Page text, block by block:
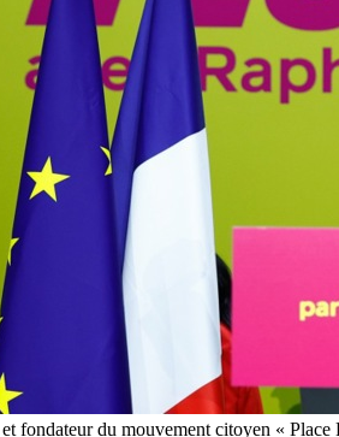
fondateur du mouvement citoyen «